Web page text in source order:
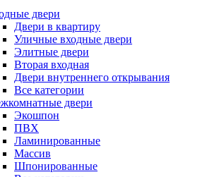
двери
Двери в квартиру
Уличные входные двери
Элитные двери
Вторая входная
Двери внутреннего открывания
Все категории
двери
Экошпон
ПВХ
Ламинированные
Массив
Шпонированные